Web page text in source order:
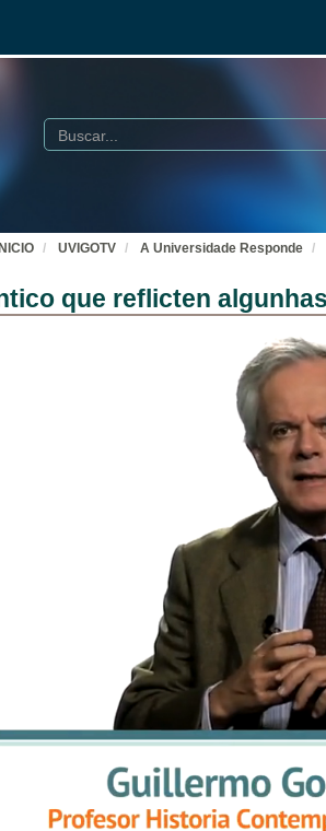
Buscar
INICIO UVIGOTV A Universidade Responde
que reflicten